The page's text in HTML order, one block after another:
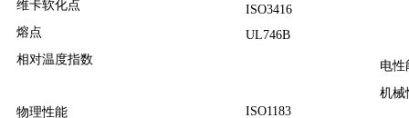
维卡软化点
熔点
相对温度指数
物理性能
ISO3416
UL746B
ISO1183
电性
机械